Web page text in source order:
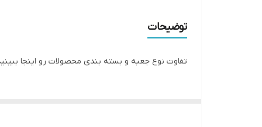
توضیحات
تفاوت نوع جعبه و بسته بندی محصولات رو اینجا